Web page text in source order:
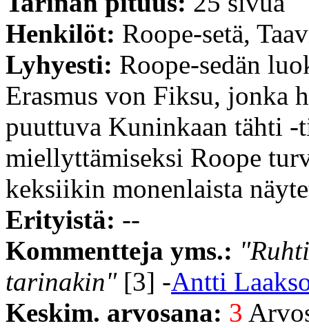
Henkilöt: Roope-setä,
Lyhyesti: Roope-sedän
Erasmus von Fiksu, jonka
puuttuva Kuninkaan tähti
miellyttämiseksi Roope
keksiikin monenlaista
Erityistä: --
Kommentteja yms.:
tarinakin"[3] -Antti
Keskim. arvosana: 3